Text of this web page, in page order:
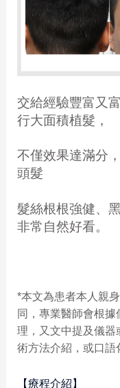
交給經驗豐富又
行大面積植髮，
不僅效果達滿分
頭髮
髮絲根根強健、
非常自然好看。
*本文為患者本人親
同，專業醫師會根
理，又文中提及儀器
術方法介紹，或口語
【療程介紹】